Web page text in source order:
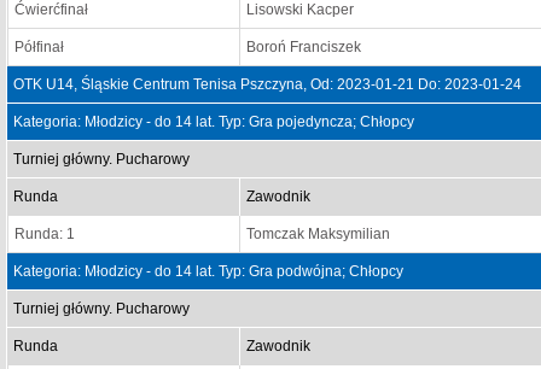
Ćwierćfinał Lisowski Kacper
Półfinał Boroń Franciszek
OTK U14, Śląskie Centrum Tenisa Pszczyna, Od: 2023-01-21 Do: 2023-01-24
Kategoria: Młodzicy - do 14 lat. Typ: Gra pojedyncza; Chłopcy
Turniej główny. Pucharowy
Runda Zawodnik
Runda: 1 Tomczak Maksymilian
Kategoria: Młodzicy - do 14 lat. Typ: Gra podwójna; Chłopcy
Turniej główny. Pucharowy
Runda Zawodnik